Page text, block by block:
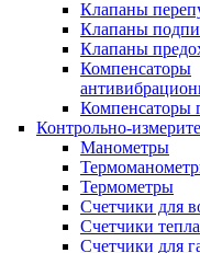
Клапаны
Клапаны
Клапаны
Компенсаторы
Компенсаторы
Контрольно-
Манометры
Термометры
Счетчики для
Счетчики тепла
Счетчики для